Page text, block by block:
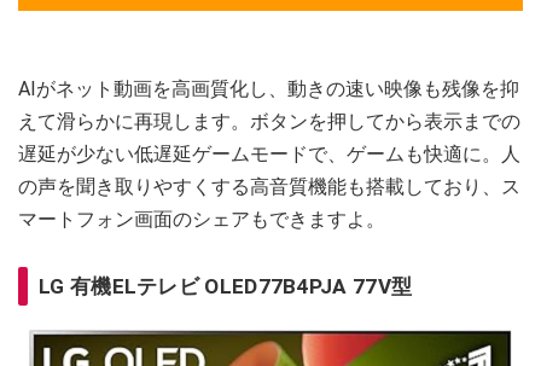
AIがネット動画を高画質化し、動きの速い映像も残像を抑
えて滑らかに再現します。ボタンを押してから表示までの
遅延が少ない低遅延ゲームモードで、ゲームも快適に。人
の声を聞き取りやすくする高音質機能も搭載しており、ス
マートフォン画面のシェアもできますよ。
LG 有機ELテレビ OLED77B4PJA 77V型